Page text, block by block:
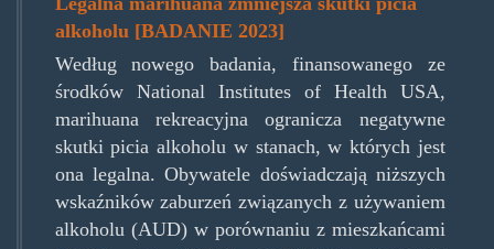
alkoholu [BADANIE 2023]
Według nowego badania, finansowanego ze
środków National Institutes of Health USA,
marihuana rekreacyjna ogranicza negatywne
skutki picia alkoholu w stanach, w których jest
ona legalna. Obywatele doświadczają niższych
wskaźników zaburzeń związanych z używaniem
alkoholu (AUD) w porównaniu z mieszkańcami